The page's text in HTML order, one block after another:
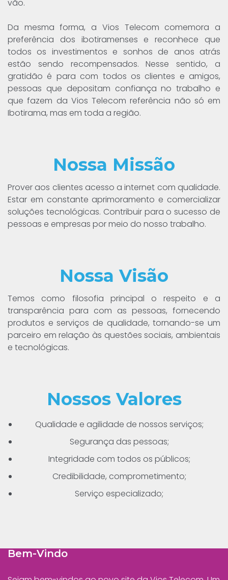
vão.
Da mesma forma, a Vios Telecom comemora a
preferência dos ibotiramenses e reconhece que
todos os investimentos e sonhos de anos atrás
estão sendo recompensados. Nesse sentido, a
gratidão é para com todos os clientes e amigos,
pessoas que depositam confiança no trabalho e
que fazem da Vios Telecom referência não só em
Ibotirama, mas em toda a região.
Nossa Missão
Prover aos clientes acesso a internet com qualidade.
Estar em constante aprimoramento e comercializar
soluções tecnológicas. Contribuir para o sucesso de
pessoas e empresas por meio do nosso trabalho.
Nossa Visão
Temos como filosofia principal o respeito e a
transparência para com as pessoas, fornecendo
produtos e serviços de qualidade, tornando-se um
parceiro em relação às questões sociais, ambientais
e tecnológicas.
Nossos Valores
Qualidade e agilidade de nossos serviços;
Segurança das pessoas;
Integridade com todos os públicos;
Credibilidade, comprometimento;
Serviço especializado;
Bem-Vindo